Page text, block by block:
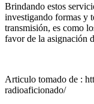
Brindando estos
investigando formas y
transmisión, es como
favor de la asignación
Articulo tomado de :
radioaficionado/